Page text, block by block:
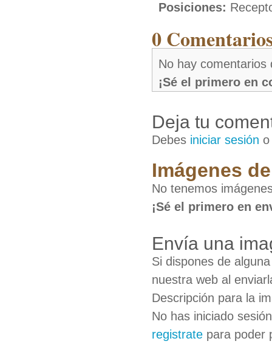
Posiciones:
0
No hay comentarios
¡Sé el primero en
Deja tu
Debes iniciar sesión
Imágenes
No tenemos
¡Sé el primero en
Envía una
Si dispones de
nuestra web al
Descripción para la
No has iniciado
registrate para poder